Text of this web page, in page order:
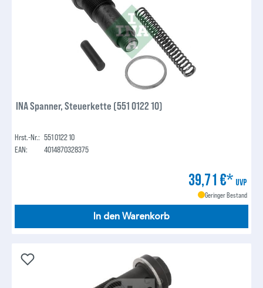
INA Spanner, Steuerkette (551 0122 10)
Hrst.-Nr.: 551 0122 10
EAN:
4014870328375
39,71 €* UVP
Geringer Bestand
In den Warenkorb